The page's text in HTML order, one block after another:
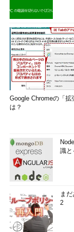
Google Chromeの「拡
は？
識と
ま
2